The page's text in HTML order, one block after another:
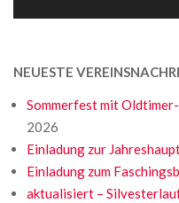
NEUESTE
Sommerfest mit
2026
Einladung zur
Einladung zum
aktualisiert –